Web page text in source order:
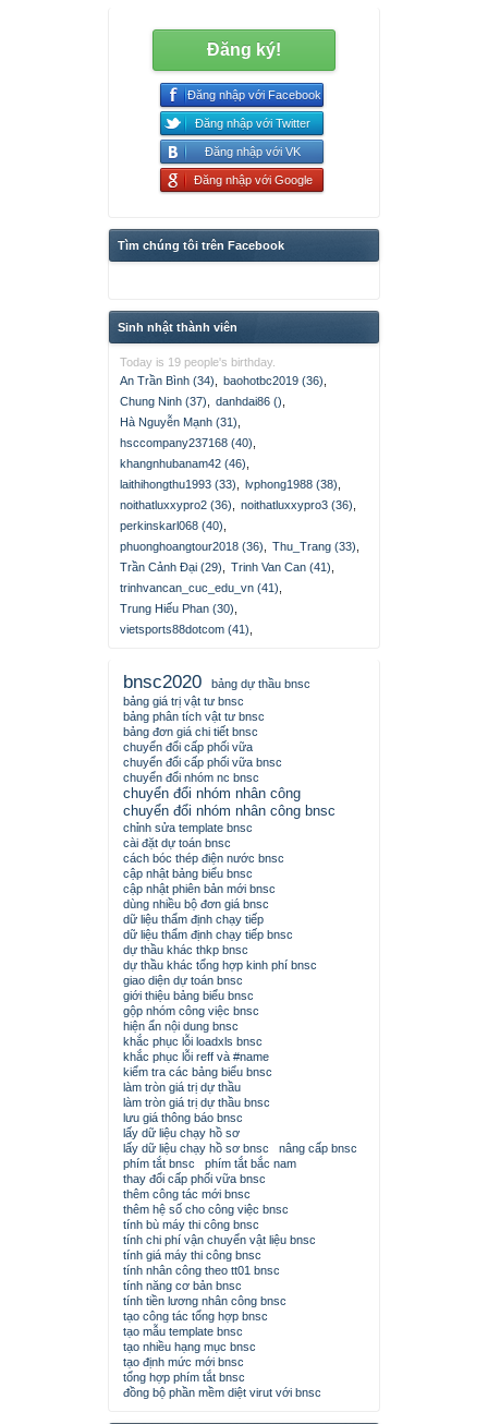
Đăng ký!
Đăng nhập với Facebook
Đăng nhập với Twitter
Đăng nhập với VK
Đăng nhập với Google
Tìm chúng tôi trên Facebook
Sinh nhật thành viên
Today is 19 people's birthday.
An Trần Bình (34)
baohotbc2019 (36)
Chung Ninh (37)
danhdai86 ()
Hà Nguyễn Mạnh (31)
hsccompany237168 (40)
khangnhubanam42 (46)
laithihongthu1993 (33)
lvphong1988 (38)
noithatluxxypro2 (36)
noithatluxxypro3 (36)
perkinskarl068 (40)
phuonghoangtour2018 (36)
Thu_Trang (33)
Trần Cảnh Đại (29)
Trinh Van Can (41)
trinhvancan_cuc_edu_vn (41)
Trung Hiếu Phan (30)
vietsports88dotcom (41)
bnsc2020
bảng dự thầu bnsc
bảng giá trị vật tư bnsc
bảng phân tích vật tư bnsc
bảng đơn giá chi tiết bnsc
chuyển đổi cấp phối vữa
chuyển đổi cấp phối vữa bnsc
chuyển đổi nhóm nc bnsc
chuyển đổi nhóm nhân công
chuyển đổi nhóm nhân công bnsc
chỉnh sửa template bnsc
cài đặt dự toán bnsc
cách bóc thép điện nước bnsc
cập nhật bảng biểu bnsc
cập nhật phiên bản mới bnsc
dùng nhiều bộ đơn giá bnsc
dữ liệu thẩm định chạy tiếp
dữ liệu thẩm định chạy tiếp bnsc
dự thầu khác thkp bnsc
dự thầu khác tổng hợp kinh phí bnsc
giao diện dự toán bnsc
giới thiệu bảng biểu bnsc
gộp nhóm công việc bnsc
hiện ẩn nội dung bnsc
khắc phục lỗi loadxls bnsc
khắc phục lỗi reff và #name
kiểm tra các bảng biểu bnsc
làm tròn giá trị dự thầu
làm tròn giá trị dự thầu bnsc
lưu giá thông báo bnsc
lấy dữ liệu chạy hồ sơ
lấy dữ liệu chạy hồ sơ bnsc
nâng cấp bnsc
phím tắt bnsc
phím tắt bắc nam
thay đổi cấp phối vữa bnsc
thêm công tác mới bnsc
thêm hệ số cho công việc bnsc
tính bù máy thi công bnsc
tính chi phí vận chuyển vật liệu bnsc
tính giá máy thi công bnsc
tính nhân công theo tt01 bnsc
tính năng cơ bản bnsc
tính tiền lương nhân công bnsc
tạo công tác tổng hợp bnsc
tạo mẫu template bnsc
tạo nhiều hạng mục bnsc
tạo định mức mới bnsc
tổng hợp phím tắt bnsc
đồng bộ phần mềm diệt virut với bnsc